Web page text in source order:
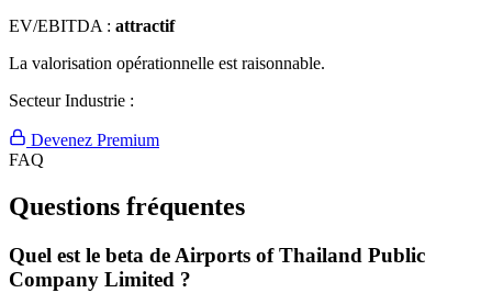
EV/EBITDA : attractif
La valorisation opérationnelle est raisonnable.
Secteur Industrie :
Devenez Premium
FAQ
Questions fréquentes
Quel est le beta de Airports of Thailand Public
Company Limited ?